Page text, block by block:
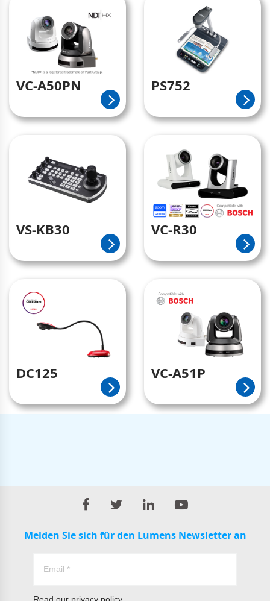
VC-A50PN PS752
VS-KB30 VC-R30
DC125 VC-A51P
Melden Sie sich für den Lumens Newsletter an